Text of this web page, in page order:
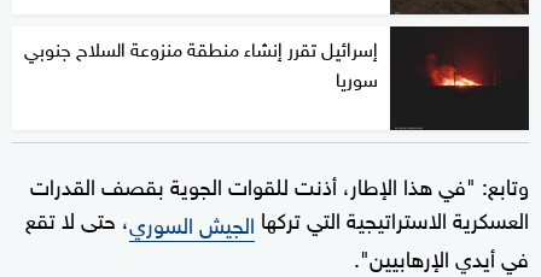
إسرائيل تقرر إنشاء منطقة منزوعة السلاح جنوبي
سوريا
وتابع: "في هذا الإطار، أذنت للقوات الجوية بقصف القدرات
العسكرية الاستراتيجية التي تركها الجيش السوري، حتى لا تقع
في أيدي الإرهابيين".